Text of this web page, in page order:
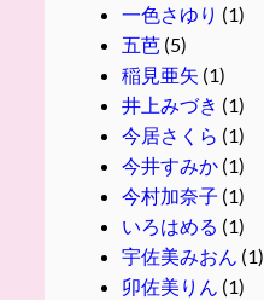
一色さゆり (1)
五芭(5)
稲見亜矢 (1)
井上みづき (1)
今居さくら (1)
今井すみか(1)
今村加奈子 (1)
いろはめる (1)
宇佐美みおん (1)
卯佐美りん (1)